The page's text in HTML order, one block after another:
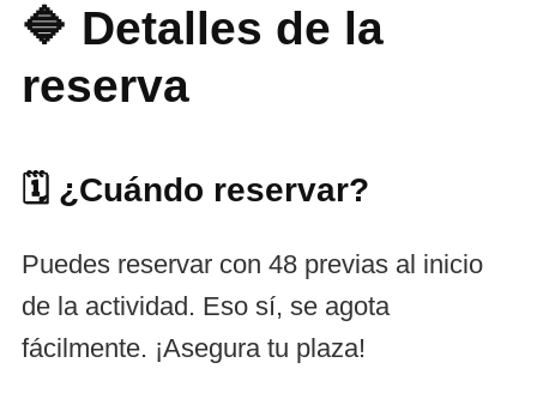
🔷 Detalles de la
reserva
🗓️ ¿Cuándo reservar?
Puedes reservar con 48 previas al inicio
de la actividad. Eso sí, se agota
fácilmente. ¡Asegura tu plaza!